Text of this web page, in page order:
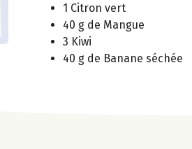
1 Citron vert
40 g de Mangue
3 Kiwi
40 g de Banane séchée